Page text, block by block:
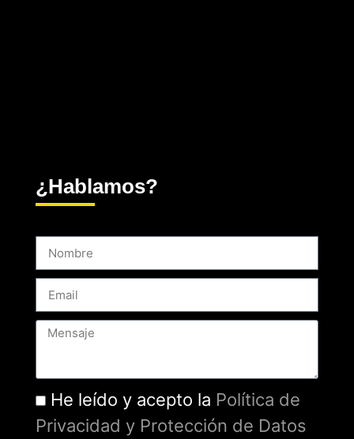
¿Hablamos?
He leído y acepto la Política de
Privacidad y Protección de Datos